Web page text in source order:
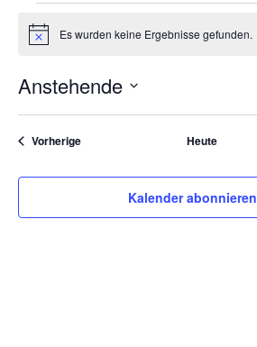
Veranstaltungen
HinweisEs wurden keine Ergebnisse gefunden.
Anstehende
VorherigeVeranstaltungen Heute
Kalender abonnieren